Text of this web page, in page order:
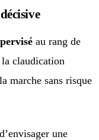
au rang de
claudication
marche sans risque
une